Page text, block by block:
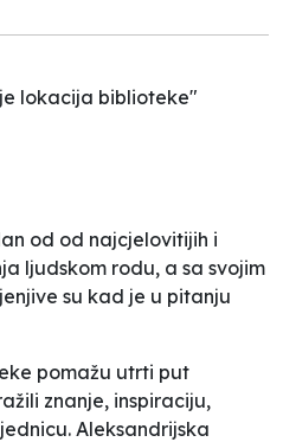
lokacija biblioteke"
od od najcjelovitijih i
ljudskom rodu, a sa svojim
su kad je u pitanju
pomažu utrti put
znanje, inspiraciju,
Aleksandrijska